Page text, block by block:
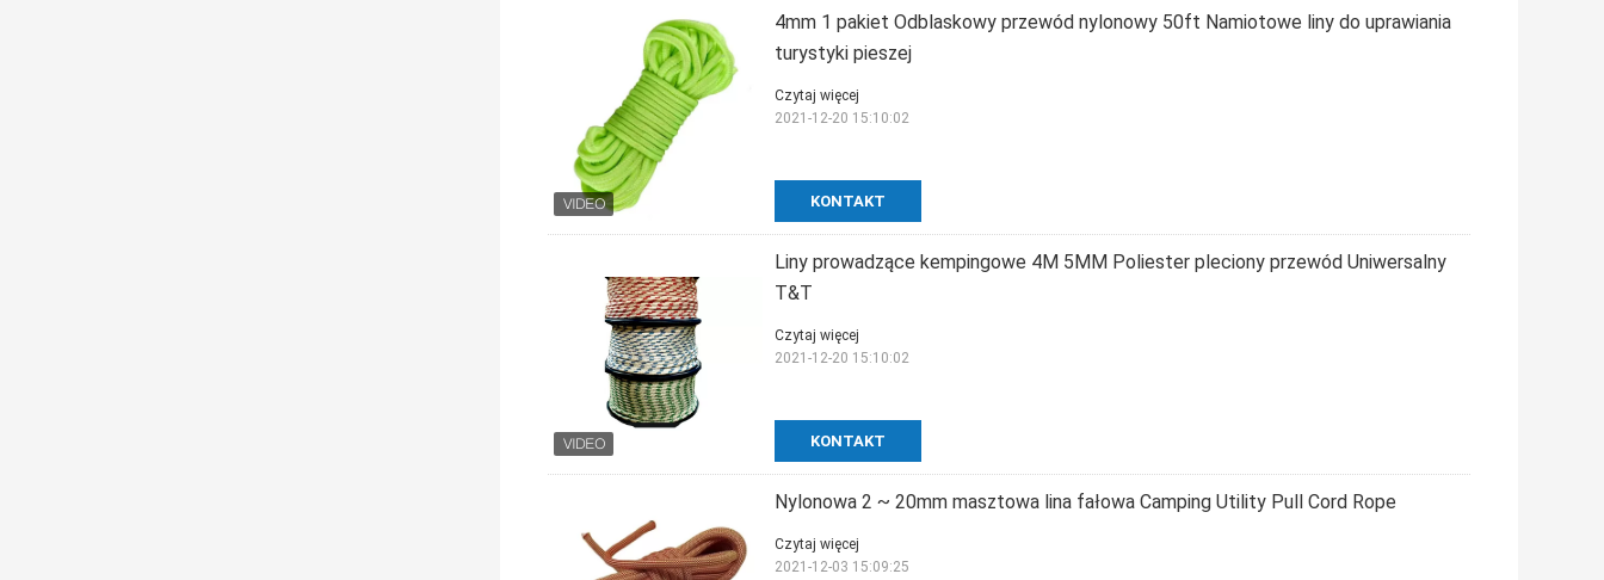
4mm 1 pakiet Odblaskowy przewód nylonowy 50ft Namiotowe liny do uprawiania
turystyki pieszej
KONTAKT
Czytaj więcej
2021-12-20 15:10:02
Liny prowadzące kempingowe 4M 5MM Poliester pleciony przewód Uniwersalny
T&T
KONTAKT
Czytaj więcej
2021-12-20 15:10:02
Nylonowa 2 ~ 20mm masztowa lina fałowa Camping Utility Pull Cord Rope
Czytaj więcej
2021-12-03 15:09:25